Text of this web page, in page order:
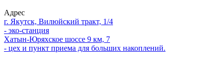
Адрес
г. Якутск, Вилюйский тракт, 1/4
- эко-станция
Хатын-Юряхское шоссе 9 км, 7
- цех и пункт приема для больших накоплений.